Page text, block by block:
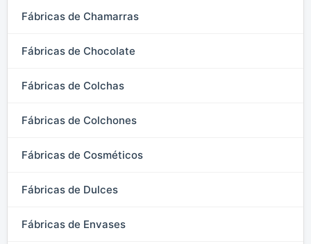
Fábricas de Chamarras
Fábricas de Chocolate
Fábricas de Colchas
Fábricas de Colchones
Fábricas de Cosméticos
Fábricas de Dulces
Fábricas de Envases